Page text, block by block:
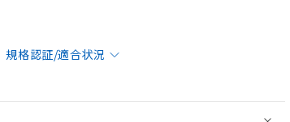
規格認証/適合状況